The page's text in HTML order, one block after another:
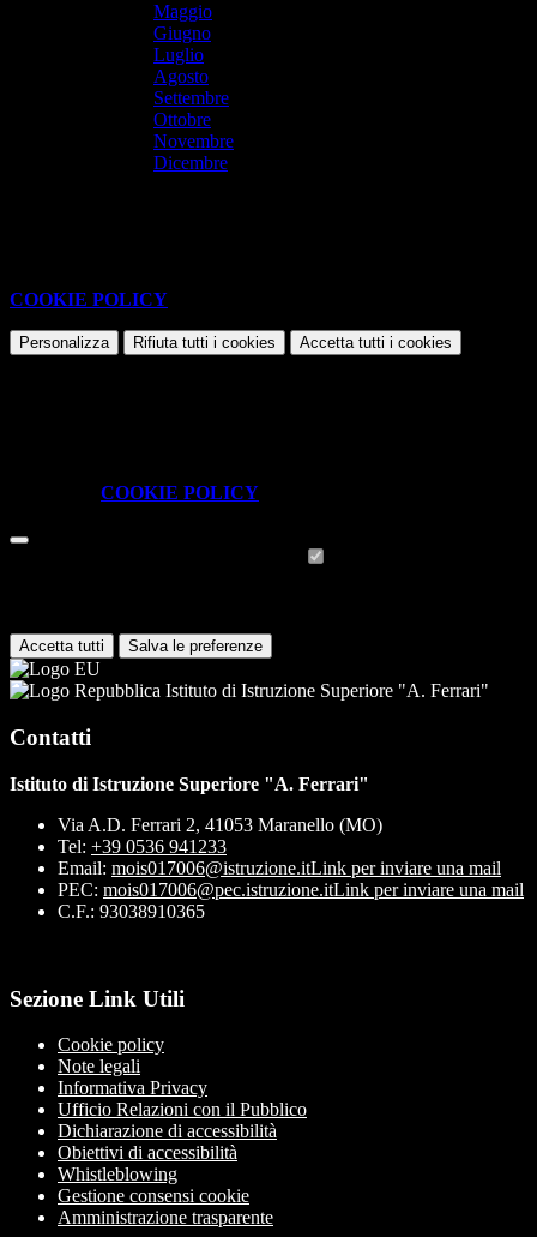
Maggio
Giugno
Luglio
Agosto
Settembre
Ottobre
Novembre
Dicembre
COOKIE POLICY
Personalizza Rifiuta tutti i cookies Accetta tutti i cookies
COOKIE POLICY
Accetta tutti Salva le preferenze
Istituto di Istruzione Superiore "A. Ferrari"
Contatti
Istituto di Istruzione Superiore "A. Ferrari"
Via A.D. Ferrari 2, 41053 Maranello (MO)
Tel: +39 0536 941233
Email: mois017006@istruzione.itLink per inviare una mail
PEC: mois017006@pec.istruzione.itLink per inviare una mail
C.F.: 93038910365
Sezione Link Utili
Cookie policy
Note legali
Informativa Privacy
Ufficio Relazioni con il Pubblico
Dichiarazione di accessibilità
Obiettivi di accessibilità
Whistleblowing
Gestione consensi cookie
Amministrazione trasparente